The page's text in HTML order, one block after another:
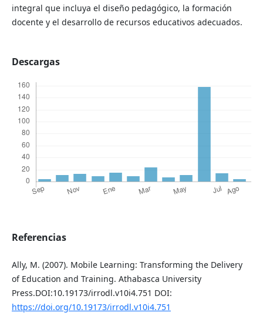
integral que incluya el diseño pedagógico, la formación
docente y el desarrollo de recursos educativos adecuados.
Descargas
Referencias
Ally, M. (2007). Mobile Learning: Transforming the Delivery
of Education and Training. Athabasca University
Press.DOI:10.19173/irrodl.v10i4.751 DOI:
https://doi.org/10.19173/irrodl.v10i4.751